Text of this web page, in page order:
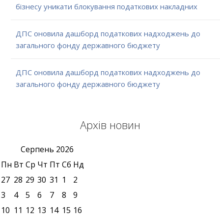
бізнесу уникати блокування податкових накладних
ДПС оновила дашборд податкових надходжень до
загального фонду державного бюджету
ДПС оновила дашборд податкових надходжень до
загального фонду державного бюджету
Архів новин
Серпень 2026
Пн Вт Ср Чт Пт Сб Нд
27 28 29 30 31 1
2
3
4 5 6 7 8
9
10 11 12 13 14 15 16